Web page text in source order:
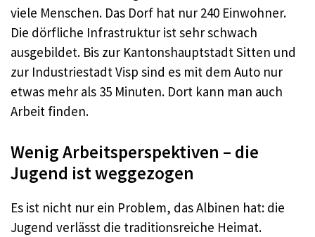
viele Menschen. Das Dorf hat nur 240 Einwohner.
Die dörfliche Infrastruktur ist sehr schwach
ausgebildet. Bis zur Kantonshauptstadt Sitten und
zur Industriestadt Visp sind es mit dem Auto nur
etwas mehr als 35 Minuten. Dort kann man auch
Arbeit finden.
Wenig Arbeitsperspektiven – die
Jugend ist weggezogen
Es ist nicht nur ein Problem, das Albinen hat: die
Jugend verlässt die traditionsreiche Heimat.